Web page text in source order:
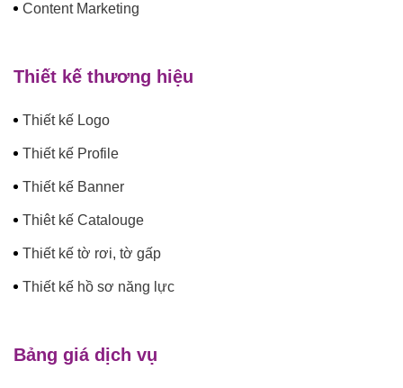
Content Marketing
Thiết kế thương hiệu
Thiết kế Logo
Thiết kế Profile
Thiết kế Banner
Thiêt kế Catalouge
Thiết kế tờ rơi, tờ gấp
Thiết kế hồ sơ năng lực
Bảng giá dịch vụ